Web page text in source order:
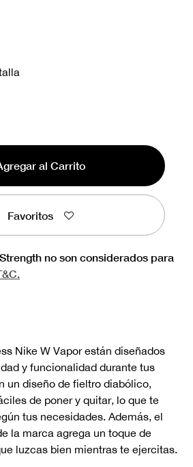
al Carrito
Favoritos
no son considerados para
Nike W Vapor están diseñados
y funcionalidad durante tus
un diseño de fieltro diabólico,
de poner y quitar, lo que te
tus necesidades. Además, el
la marca agrega un toque de
luzcas bien mientras te ejercitas.